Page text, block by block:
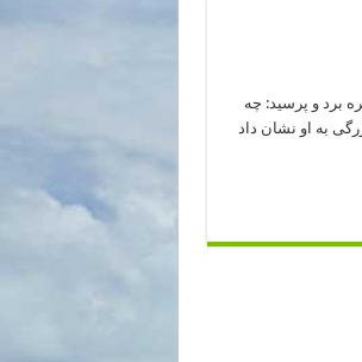
برد و پرسید: چه
به او نشان داد